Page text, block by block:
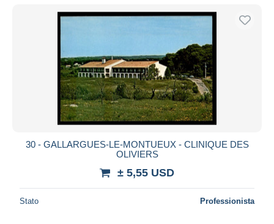
30 - GALLARGUES-LE-MONTUEUX - CLINIQUE DES
OLIVIERS
± 5,55 USD
Stato Professionista